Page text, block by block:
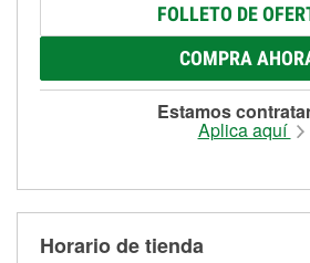
FOLLETO DE
COMPRA
Estamos
Aplica aquí
Horario de tienda